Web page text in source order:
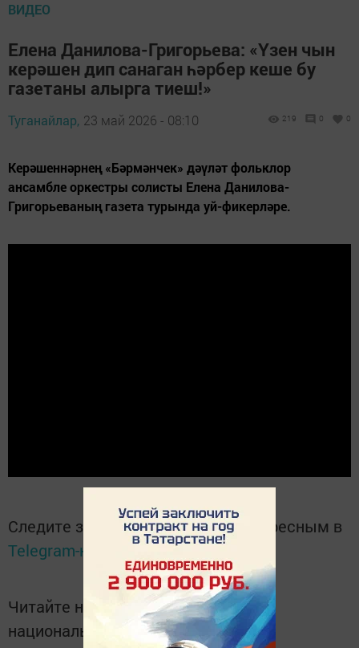
ВИДЕО
Елена Данилова-Григорьева: «Үзен чын
керәшен дип санаган һәрбер кеше бу
газетаны алырга тиеш!»
Туганайлар, 23 май 2026 - 08:10 219 0 0
Керәшеннәрнең «Бәрмәнчек» дәүләт фольклор
ансамбле оркестры солисты Елена Данилова-
Григорьеваның газета турында уй-фикерләре.
Следите за самым важным и интересным в
Telegram-канале
Татмедиа
Читайте новости Татарстана в
национальном мессенджере MАХ: